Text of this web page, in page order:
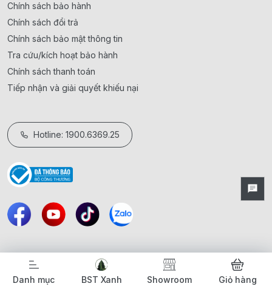
Chính sách bảo hành
Chính sách đổi trả
Chính sách bảo mật thông tin
Tra cứu/kích hoạt bảo hành
Chính sách thanh toán
Tiếp nhận và giải quyết khiếu nại
Hotline: 1900.6369.25
Danh mục BST Xanh Showroom Giỏ hàng